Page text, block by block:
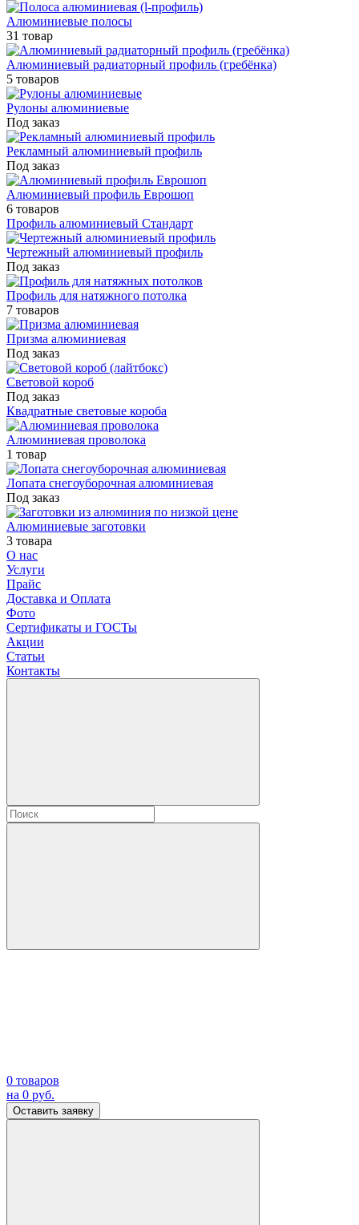
Алюминиевые полосы
31 товар
Алюминиевый радиаторный профиль (гребёнка)
5 товаров
Рулоны алюминиевые
Под заказ
Рекламный алюминиевый профиль
Под заказ
Алюминиевый профиль Еврошоп
6 товаров
Профиль алюминиевый Стандарт
Чертежный алюминиевый профиль
Под заказ
Профиль для натяжного потолка
7 товаров
Призма алюминиевая
Под заказ
Световой короб
Под заказ
Квадратные световые короба
Алюминиевая проволока
1 товар
Лопата снегоуборочная алюминиевая
Под заказ
Алюминиевые заготовки
3 товара
О нас
Услуги
Прайс
Доставка и Оплата
Фото
Сертификаты и ГОСТы
Акции
Статьи
Контакты
0 товаров
на 0 руб.
Оставить заявку